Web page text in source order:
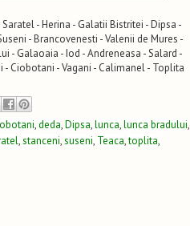
- Herina - Galatii Bistritei - Dipsa -
- Brancovenesti - Valenii de Mures -
- Galaoaia - Iod - Andreneasa - Salard -
- Ciobotani - Vagani - Calimanel - Toplita
,deda,Dipsa,lunca,lunca bradului,
,stanceni,suseni, Teaca,toplita,